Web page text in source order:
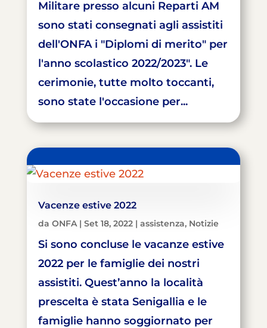
Militare presso alcuni Reparti AM
sono stati consegnati agli assistiti
dell'ONFA i "Diplomi di merito" per
l'anno scolastico 2022/2023". Le
cerimonie, tutte molto toccanti,
sono state l'occasione per...
Vacenze estive 2022
da ONFA| Set 18, 2022| assistenza, Notizie
Si sono concluse le vacanze estive
2022 per le famiglie dei nostri
assistiti. Quest’anno la località
prescelta è stata Senigallia e le
famiglie hanno soggiornato per